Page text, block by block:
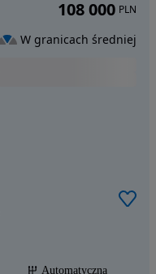
Automatyczna
108 000 PLN
W granicach średniej